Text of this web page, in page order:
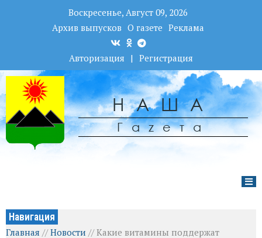
Воскресенье, Август 09, 2026
Архив выпусков О газете Реклама
Авторизация | Регистрация
НАША
Гаzета
Навигация
Главная //Новости //Какие витамины поддержат